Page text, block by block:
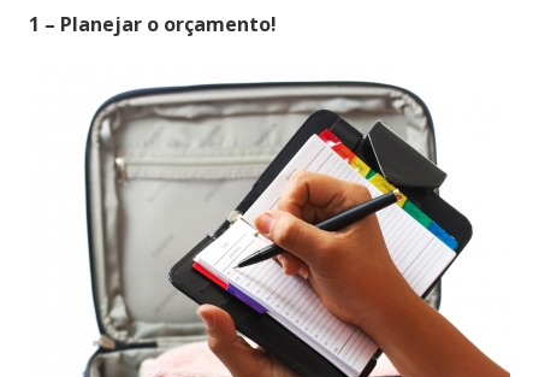
1 – Planejar o orçamento!